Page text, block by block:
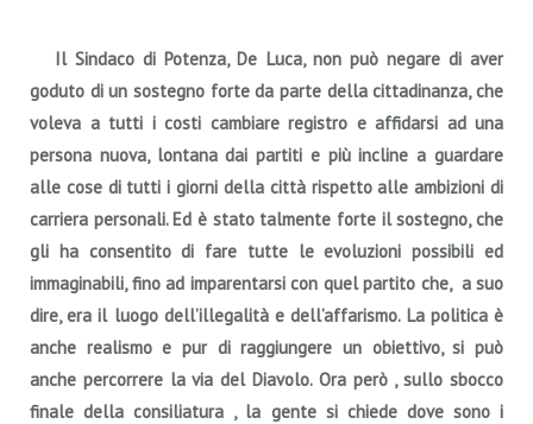
Il Sindaco di Potenza, De Luca, non può negare di aver
goduto di un sostegno forte da parte della cittadinanza, che
voleva a tutti i costi cambiare registro e affidarsi ad una
persona nuova, lontana dai partiti e più incline a guardare
alle cose di tutti i giorni della città rispetto alle ambizioni di
carriera personali. Ed è stato talmente forte il sostegno, che
gli ha consentito di fare tutte le evoluzioni possibili ed
immaginabili, fino ad imparentarsi con quel partito che, a suo
dire, era il luogo dell’illegalità e dell’affarismo. La politica è
anche realismo e pur di raggiungere un obiettivo, si può
anche percorrere la via del Diavolo. Ora però , sullo sbocco
finale della consiliatura , la gente si chiede dove sono i